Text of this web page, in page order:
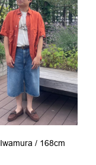
Iwamura / 168cm